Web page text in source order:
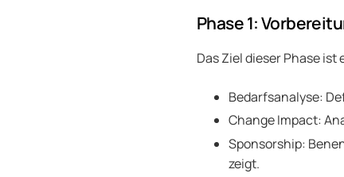
Phase 1:
Das Ziel dieser Phase
Bedarfsanalyse:
Change Impact:
Sponsorship:
zeigt.